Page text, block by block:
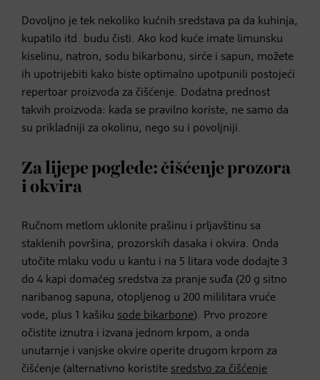
Dovoljno je tek nekoliko kućnih sredstava pa da kuhinja,
kupatilo itd. budu čisti. Ako kod kuće imate limunsku
kiselinu, natron, sodu bikarbonu, sirće i sapun, možete
ih upotrijebiti kako biste optimalno upotpunili postojeći
repertoar proizvoda za čišćenje. Dodatna prednost
takvih proizvoda: kada se pravilno koriste, ne samo da
su prikladniji za okolinu, nego su i povoljniji.
Za lijepe poglede: čišćenje prozora
i okvira
Ručnom metlom uklonite prašinu i prljavštinu sa
staklenih površina, prozorskih dasaka i okvira. Onda
utočite mlaku vodu u kantu i na 5 litara vode dodajte 3
do 4 kapi domaćeg sredstva za pranje suđa (20 g sitno
naribanog sapuna, otopljenog u 200 mililitara vruće
vode, plus 1 kašiku sode bikarbone). Prvo prozore
očistite iznutra i izvana jednom krpom, a onda
unutarnje i vanjske okvire operite drugom krpom za
čišćenje (alternativno koristite sredstvo za čišćenje